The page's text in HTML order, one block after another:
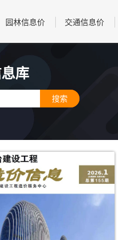
园林信息价 交通信息价
库